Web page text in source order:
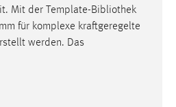
Mit der Template-Bibliothek
für komplexe kraftgeregelte
werden. Das